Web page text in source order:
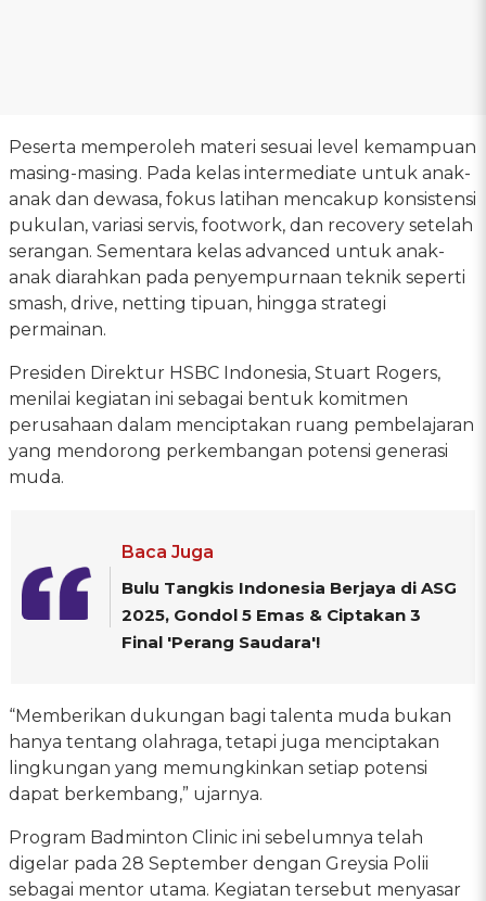
Peserta memperoleh materi sesuai level kemampuan
masing-masing. Pada kelas intermediate untuk anak-
anak dan dewasa, fokus latihan mencakup konsistensi
pukulan, variasi servis, footwork, dan recovery setelah
serangan. Sementara kelas advanced untuk anak-
anak diarahkan pada penyempurnaan teknik seperti
smash, drive, netting tipuan, hingga strategi
permainan.
Presiden Direktur HSBC Indonesia, Stuart Rogers,
menilai kegiatan ini sebagai bentuk komitmen
perusahaan dalam menciptakan ruang pembelajaran
yang mendorong perkembangan potensi generasi
muda.
Baca Juga
Bulu Tangkis Indonesia Berjaya di ASG
2025, Gondol 5 Emas & Ciptakan 3
Final 'Perang Saudara'!
“Memberikan dukungan bagi talenta muda bukan
hanya tentang olahraga, tetapi juga menciptakan
lingkungan yang memungkinkan setiap potensi
dapat berkembang,” ujarnya.
Program Badminton Clinic ini sebelumnya telah
digelar pada 28 September dengan Greysia Polii
sebagai mentor utama. Kegiatan tersebut menyasar